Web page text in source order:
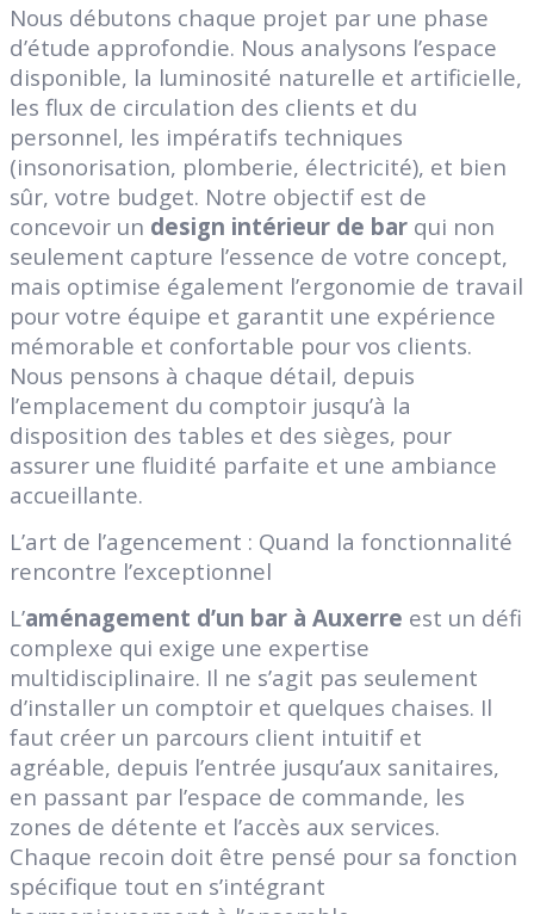
Nous débutons chaque projet par une phase
d’étude approfondie. Nous analysons l’espace
disponible, la luminosité naturelle et artificielle,
les flux de circulation des clients et du
personnel, les impératifs techniques
(insonorisation, plomberie, électricité), et bien
sûr, votre budget. Notre objectif est de
concevoir un design intérieur de bar qui non
seulement capture l’essence de votre concept,
mais optimise également l’ergonomie de travail
pour votre équipe et garantit une expérience
mémorable et confortable pour vos clients.
Nous pensons à chaque détail, depuis
l’emplacement du comptoir jusqu’à la
disposition des tables et des sièges, pour
assurer une fluidité parfaite et une ambiance
accueillante.
L’art de l’agencement : Quand la fonctionnalité
rencontre l’exceptionnel
L’aménagement d’un bar à Auxerre est un défi
complexe qui exige une expertise
multidisciplinaire. Il ne s’agit pas seulement
d’installer un comptoir et quelques chaises. Il
faut créer un parcours client intuitif et
agréable, depuis l’entrée jusqu’aux sanitaires,
en passant par l’espace de commande, les
zones de détente et l’accès aux services.
Chaque recoin doit être pensé pour sa fonction
spécifique tout en s’intégrant